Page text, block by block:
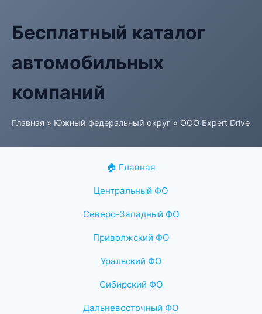
Бесплатный каталог
автомобильных
компаний
Главная » Южный федеральный округ » ООО Expert Drive
🏠 Главная
Центральный ФО
Северо-Западный ФО
Приволжский ФО
Уральский ФО
Сибирский ФО
Дальневосточный ФО